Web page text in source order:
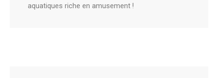
aquatiques riche en amusement !